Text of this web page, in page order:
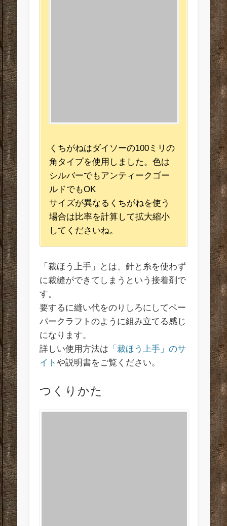
くちがねはダイソーの100ミリの
角タイプを使用しました。色は
シルバーでもアンティークゴー
ルドでもOK
サイズが異なるくちがねを使う
場合は比率を計算して拡大縮小
してくださいね。
「裁ほう上手」とは、針と糸を使わず
に裁縫ができてしまうという接着剤で
す。
要するに縫い代をのりしろにしてペー
パークラフトのように組み立てる感じ
になります。
詳しい使用方法は 「裁ほう上手」のサ
イトや説明書をご覧ください。
つくりかた